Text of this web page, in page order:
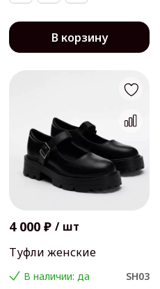
В корзину
4 000 ₽ / шт
Туфли женские
В наличии: да
SH03